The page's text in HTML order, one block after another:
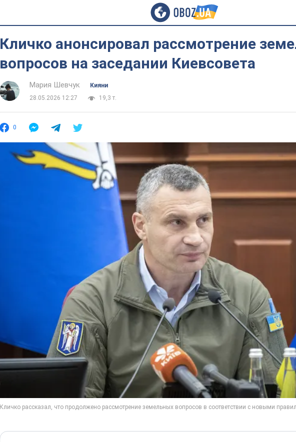
Кличко анонсировал рассмотрение
вопросов на заседании Киевсовета
Мария Шевчук
Кияни
28.05.2026 12:27
19,3 т.
0